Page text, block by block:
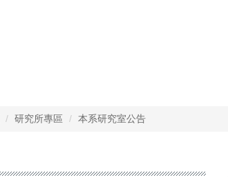
研究所專區 本系研究室公告